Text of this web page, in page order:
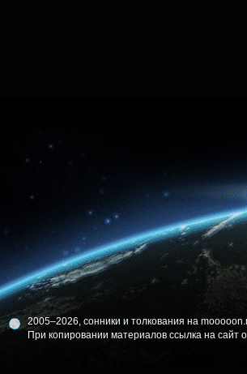
2005–2026, сонники и толкования на
При копировании материалов ссылка на сайт